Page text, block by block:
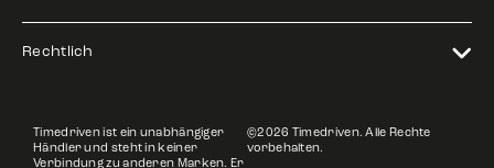
Rechtlich
Timedriven ist ein unabhängiger
Händler und steht in keiner
Verbindung zu anderen Marken. Er
©2026 Timedriven. Alle Rechte
vorbehalten.